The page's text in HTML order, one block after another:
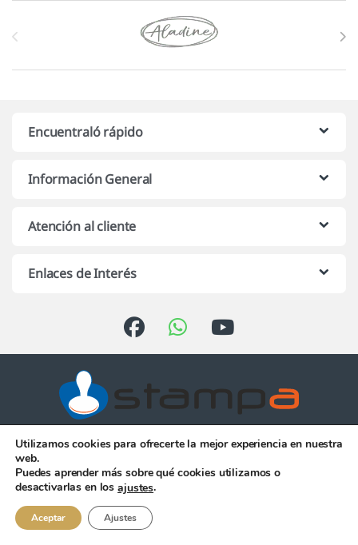
Marcas De Carrusel
Encuentraló rápido
Información General
Atención al cliente
Enlaces de Interés
Atención telefónica de 10:00 h.
956 344 058
Utilizamos cookies para ofrecerte la mejor experiencia en nuestra
web.
Puedes aprender más sobre qué cookies utilizamos o
desactivarlas en losajustes.
Aceptar Ajustes